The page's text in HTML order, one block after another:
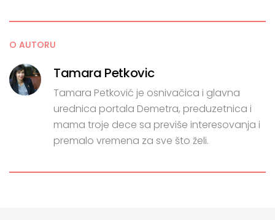
O AUTORU
Tamara Petkovic
Tamara Petković je osnivačica i glavna
urednica portala Demetra, preduzetnica i
mama troje dece sa previše interesovanja i
premalo vremena za sve što želi.